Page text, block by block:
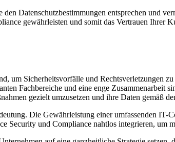
Datenschutzbestimmungen entsprechen und
gewährleisten und somit das Vertrauen Ihrer
um Sicherheitsvorfälle und Rechtsverletzungen
Fachbereiche und eine enge Zusammenarbeit
gezielt umzusetzen und ihre Daten gemäß
Die Gewährleistung einer umfassenden IT-
Security und Compliance nahtlos integrieren, um